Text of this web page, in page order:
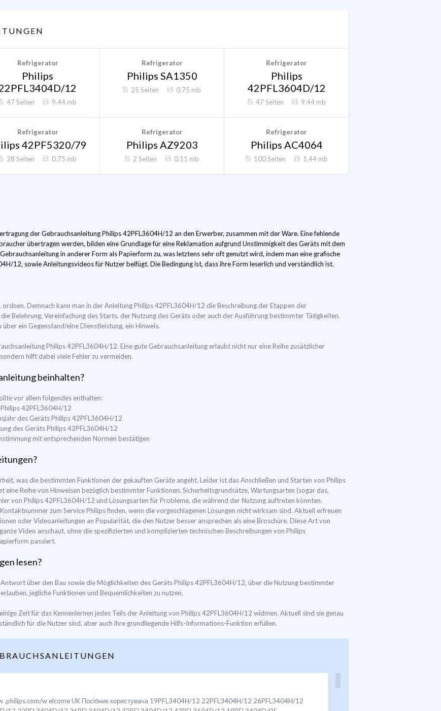
Refrigerator
Philips
12
47 Seiten 9.44 mb
Refrigerator
Philips SA1350
25 Seiten 0.75 mb
Refrigerator
Philips
42PFL3604D/12
47 Seiten 9.44 mb
Refrigerator
42PF5320/79
28 Seiten 0.75 mb
Refrigerator
Philips AZ9203
2 Seiten 0.11 mb
Refrigerator
Philips AC4064
100 Seiten 1.44 mb
der Gebrauchsanleitung Philips 42PFL3604H/12 an den Erwerber, zusammen mit der Ware. Eine fehlende
übertragen werden, bilden eine Grundlage für eine Reklamation aufgrund Unstimmigkeit des Geräts mit dem
in anderer Form als Papierform zu, was letztens sehr oft genutzt wird, indem man eine grafische
12, sowie Anleitungsvideos für Nutzer beifügt. Die Bedingung ist, dass ihre Form leserlich und verständlich ist.
Demnach kann man in der Anleitung Philips 42PFL3604H/12 die Beschreibung der Etappen der
Belehrung, Vereinfachung des Starts, der Nutzung des Geräts oder auch der Ausführung bestimmter Tätigkeiten.
ein Gegenstand/eine Dienstleistung, ein Hinweis.
Philips 42PFL3604H/12. Eine gute Gebrauchsanleitung erlaubt nicht nur eine Reihe zusätzlicher
hilft dabei viele Fehler zu vermeiden.
beinhalten?
vor allem folgendes enthalten:
42PFL3604H/12
des Geräts Philips 42PFL3604H/12
des Geräts Philips 42PFL3604H/12
mit entsprechenden Normen bestätigen
was die bestimmten Funktionen der gekauften Geräte angeht. Leider ist das Anschließen und Starten von Philips
Reihe von Hinweisen bezüglich bestimmter Funktionen, Sicherheitsgrundsätze, Wartungsarten (sogar das,
von Philips 42PFL3604H/12 und Lösungsarten für Probleme, die während der Nutzung auftreten könnten.
zum Service Philips finden, wenn die vorgeschlagenen Lösungen nicht wirksam sind. Aktuell erfreuen
oder Videoanleitungen an Popularität, die den Nutzer besser ansprechen als eine Broschüre. Diese Art von
Video anschaut, ohne die spezifizierten und komplizierten technischen Beschreibungen von Philips
passiert.
lesen?
über den Bau sowie die Möglichkeiten des Geräts Philips 42PFL3604H/12, über die Nutzung bestimmter
jegliche Funktionen und Bequemlichkeiten zu nutzen.
Zeit für das Kennenlernen jedes Teils der Anleitung von Philips 42PFL3604H/12 widmen. Aktuell sind sie genau
für die Nutzer sind, aber auch ihre grundliegende Hilfs-Informations-Funktion erfüllen.
w elcome UK Посібник користувача 19PFL3404H/12 22PFL3404H/12 26PFL3404H/12